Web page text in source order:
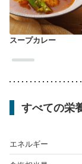
スープカレー
すべての栄
エネルギー